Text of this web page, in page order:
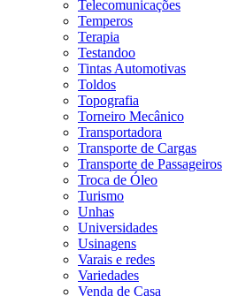
Telecomunicações
Temperos
Terapia
Testandoo
Tintas Automotivas
Toldos
Topografia
Torneiro Mecânico
Transportadora
Transporte de Cargas
Transporte de Passageiros
Troca de Óleo
Turismo
Unhas
Universidades
Usinagens
Varais e redes
Variedades
Venda de Casa